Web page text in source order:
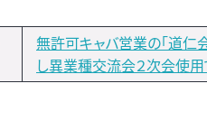
無許可キャバ営業の「道
し異業種交流会２次会使